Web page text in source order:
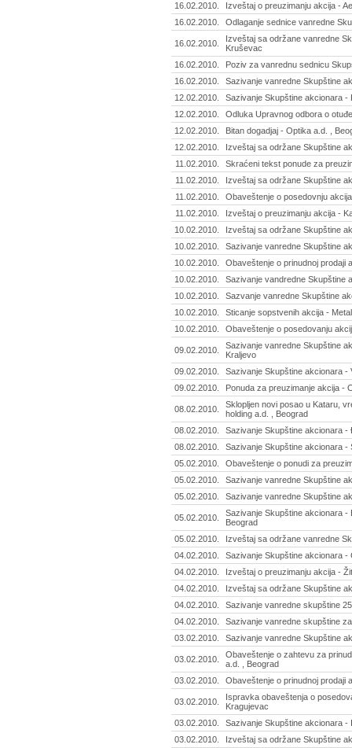
16.02.2010.
Izveštaj o preuzimanju akcija -
16.02.2010.
Odlaganje sednice vanredne
16.02.2010.
Izveštaj sa održane vanredne
Kruševac
16.02.2010.
Poziv za vanrednu sednicu
16.02.2010.
Sazivanje vanredne Skupštine
12.02.2010.
Sazivanje Skupštine akcionara -
12.02.2010.
Odluka Upravnog odbora o
12.02.2010.
Bitan dogadjaj - Optika a.d. ,
12.02.2010.
Izveštaj sa održane Skupštine
11.02.2010.
Skraćeni tekst ponude za
11.02.2010.
Izveštaj sa održane Skupštine
11.02.2010.
Obaveštenje o posedovnju
11.02.2010.
Izveštaj o preuzimanju akcija -
10.02.2010.
Izveštaj sa održane Skupštine
10.02.2010.
Sazivanje vanredne Skupštine
10.02.2010.
Obaveštenje o prinudnoj prodaji
10.02.2010.
Sazivanje vandredne Skupštine
10.02.2010.
Sazvanje vanredne Skupštine
10.02.2010.
Sticanje sopstvenih akcija -
10.02.2010.
Obaveštenje o posedovanju
09.02.2010.
Sazivanje vanredne Skupštine
Kraljevo
09.02.2010.
Sazivanje Skupštine akcionara -
09.02.2010.
Ponuda za preuzimanje akcija -
08.02.2010.
Sklopljen novi posao u Kataru,
holding a.d. , Beograd
08.02.2010.
Sazivanje Skupštine akcionara
08.02.2010.
Sazivanje Skupštine akcionara -
05.02.2010.
Obaveštenje o ponudi za
05.02.2010.
Sazivanje vanredne Skupštine
05.02.2010.
Sazivanje vanredne Skupštine
05.02.2010.
Sazivanje Skupštine akcionara
Beograd
05.02.2010.
Izveštaj sa održane vanredne
04.02.2010.
Sazivanje Skupštine akcionara
04.02.2010.
Izveštaj o preuzimanju akcija -
04.02.2010.
Izveštaj sa održane Skupštine
04.02.2010.
Sazivanje vanredne skupštine
04.02.2010.
Sazivanje vanredne skupštine
03.02.2010.
Sazivanje vanredne Skupštine
03.02.2010.
Obaveštenje o zahtevu za
a.d. , Beograd
03.02.2010.
Obaveštenje o prinudnoj prodaji
03.02.2010.
Ispravka obaveštenja o
Kragujevac
03.02.2010.
Sazivanje Skupštine akcionara -
03.02.2010.
Izveštaj sa održane Skupštine